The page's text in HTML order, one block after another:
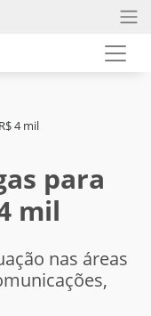
4 mil
para
mil
nas áreas